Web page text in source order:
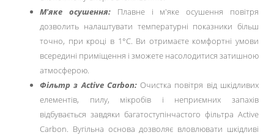
М'яке осушення:Плавне і м'яке осушення повітря
дозволить налаштувати температурні показники більш
точно, при кроці в 1°С. Ви отримаєте комфортні умови
всередині приміщення і зможете насолодитися затишною
атмосферою.
Фільтр з Active Carbon:Очистка повітря від шкідливих
елементів, пилу, мікробів і неприємних запахів
відбувається завдяки багатоступінчастого фільтра Active
Carbon. Вугільна основа дозволяє вловлювати шкідливі